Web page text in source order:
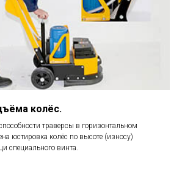
колёс.
траверсы в горизонтальном
юстировка колёс по высоте (износу)
специального винта.